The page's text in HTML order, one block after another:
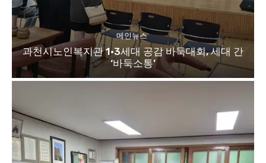
메인뉴스
과천시노인복지관 1·3세대 공감 바둑대회, 세대 간
‘바둑소통’